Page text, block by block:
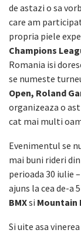
de astazi o sa
care am
propria piele
Champions
Romania isi
se numeste
Open, Roland
organizeaza o
cat mai multi
Evenimentul se
mai buni rideri
perioada 30 iulie
ajuns la cea de-a
BMXsi Mountain
Si uite asa